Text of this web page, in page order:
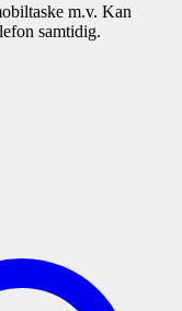
m.v. Kan
samtidig.